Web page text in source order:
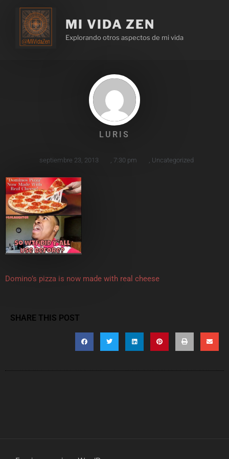
MI VIDA ZEN
Explorando otros aspectos de mi vida
LURIS
septiembre 23, 2013 7:30 pm Uncategorized
Domino’s pizza is now made with real cheese
SHARE THIS POST